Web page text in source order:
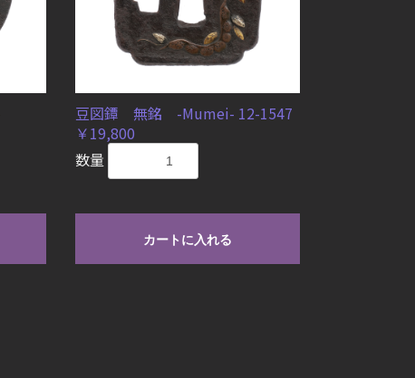
豆図鐔 無銘 -Mumei- 12-1547
￥19,800
数量
カートに入れる